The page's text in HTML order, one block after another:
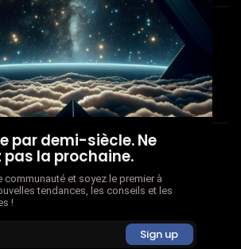
CNBC, Fortune, TechCrunch,
Research, Share Talk, FXStreet,
— Daily Digest du 16 juin 2026.
pompiers obligés de quitter le
promis, 2,3M€ encaissés,
par demi-siècle. Ne
la prochaine.
communauté et soyez le premier à
tendances, les conseils et les
!